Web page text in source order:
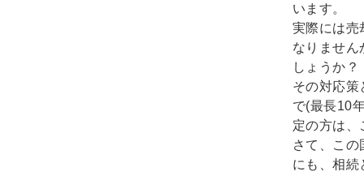
います。
実際には売
なりません
しょうか？
その対応策
で(最長10
定の方は、
さて、こ
にも、相続